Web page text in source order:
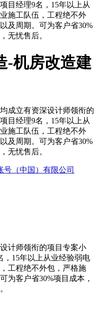
目经理9名，15年以上从
施工队伍，工程绝不外
及周期。可为客户省30%
无忧售后。
-机房改造建
成立有资深设计师领衔的
目经理9名，15年以上从
施工队伍，工程绝不外
及周期。可为客户省30%
无忧售后。
号（中国）有限公司
计师领衔的项目专案小
，15年以上从业经验弱电
工程绝不外包，严格施
为客户省30%项目成本，